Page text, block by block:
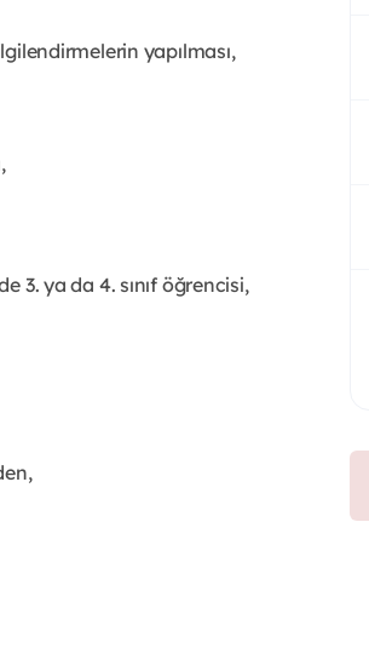
yapılması,
3. ya da 4. sınıf öğrencisi,